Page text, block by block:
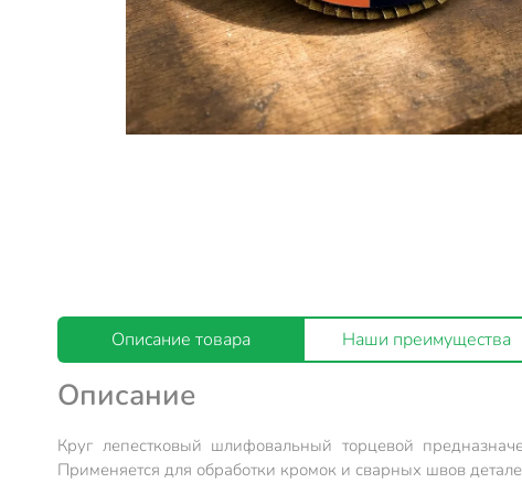
Описание товара Наши преимущества
Описание
Круг лепестковый шлифовальный торцевой
Применяется для обработки кромок и сварных швов